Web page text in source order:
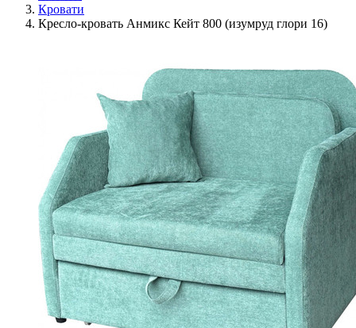
Кровати
Кресло-кровать Анмикс Кейт 800 (изумруд глори 16)